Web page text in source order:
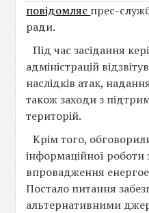
повідомляє прес-
ради.
Під час засідання
адміністрацій
наслідків атак,
також заходи з
територій.
Крім того,
інформаційної
впровадження
Постало питання
альтернативними